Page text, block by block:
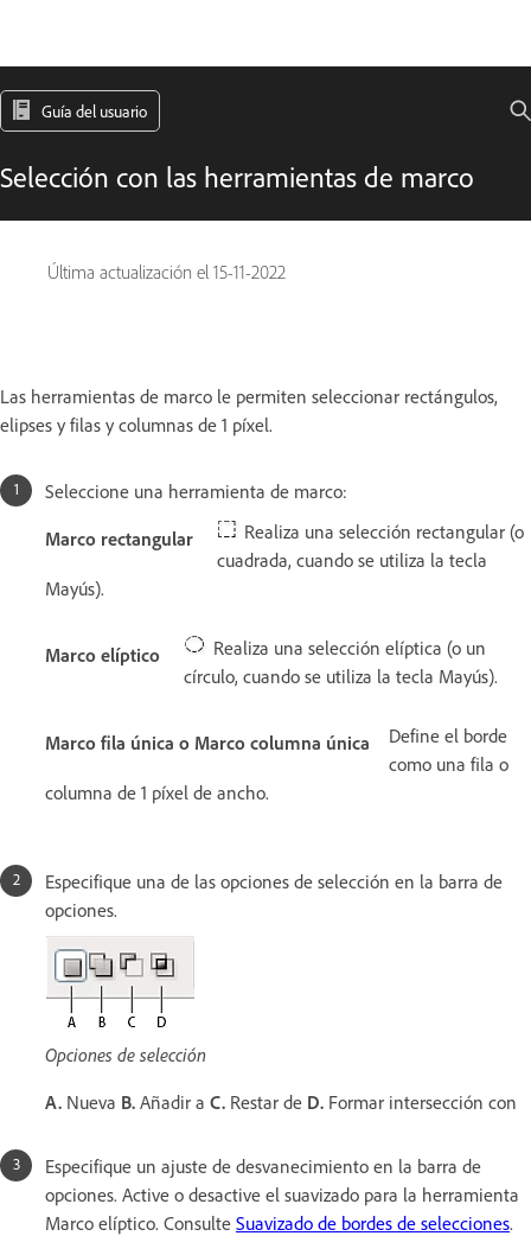
Guía del usuario
Selección con las herramientas de marco
Última actualización el 15-11-2022
Las herramientas de marco le permiten seleccionar rectángulos,
elipses y filas y columnas de 1 píxel.
Seleccione una herramienta de marco:
Marco rectangular
Realiza una selección rectangular (o
cuadrada, cuando se utiliza la tecla
Mayús).
Marco elíptico
Realiza una selección elíptica (o un
círculo, cuando se utiliza la tecla Mayús).
Marco fila única o Marco columna única
Define el borde
como una fila o
columna de 1 píxel de ancho.
Especifique una de las opciones de selección en la barra de
opciones.
Opciones de selección
A. Nueva B. Añadir a C. Restar de D. Formar intersección con
Especifique un ajuste de desvanecimiento en la barra de
opciones. Active o desactive el suavizado para la herramienta
Marco elíptico. Consulte Suavizado de bordes de selecciones.